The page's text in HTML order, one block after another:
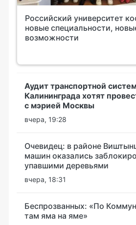
Российский университет
новые специальности,
возможности
Аудит транспортной
Калининграда хотят
с мэрией Москвы
вчера, 19:28
Очевидец: в районе
машин оказались
упавшими деревьями
вчера, 18:31
Беспрозванных: «По
там яма на яме»